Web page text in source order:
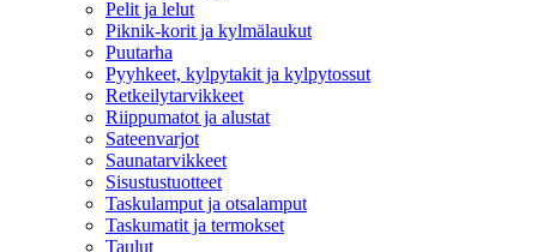
Pelit ja lelut
Piknik-korit ja kylmälaukut
Puutarha
Pyyhkeet, kylpytakit ja kylpytossut
Retkeilytarvikkeet
Riippumatot ja alustat
Sateenvarjot
Saunatarvikkeet
Sisustustuotteet
Taskulamput ja otsalamput
Taskumatit ja termokset
Taulut